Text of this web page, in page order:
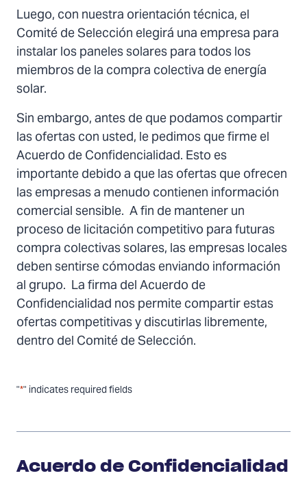
Luego, con nuestra orientación técnica, el
Comité de Selección elegirá una empresa para
instalar los paneles solares para todos los
miembros de la compra colectiva de energía
solar.
Sin embargo, antes de que podamos compartir
las ofertas con usted, le pedimos que firme el
Acuerdo de Confidencialidad. Esto es
importante debido a que las ofertas que ofrecen
las empresas a menudo contienen información
comercial sensible. A fin de mantener un
proceso de licitación competitivo para futuras
compra colectivas solares, las empresas locales
deben sentirse cómodas enviando información
al grupo. La firma del Acuerdo de
Confidencialidad nos permite compartir estas
ofertas competitivas y discutirlas libremente,
dentro del Comité de Selección.
"*" indicates required fields
Acuerdo de Confidencialidad